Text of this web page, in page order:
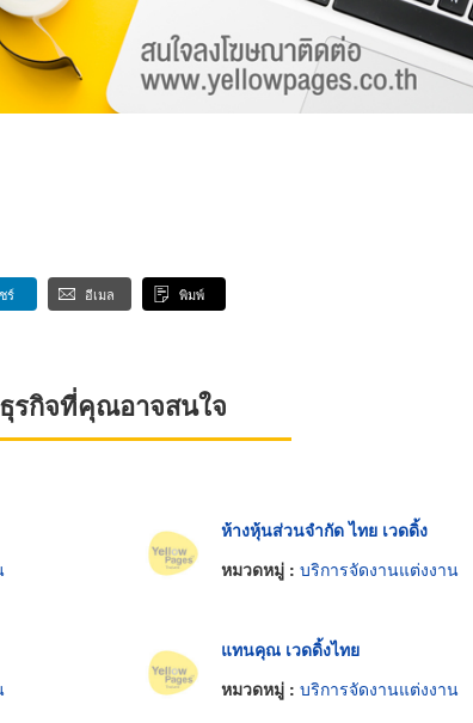
ร์ อีเมล พิมพ์
ธุรกิจที่คุณอาจสนใจ
ห้างหุ้นส่วนจำกัด ไทย เวดดิ้ง
หมวดหมู่ : บริการจัดงานแต่งงาน
แทนคุณ เวดดิ้งไทย
หมวดหมู่ : บริการจัดงานแต่งงาน